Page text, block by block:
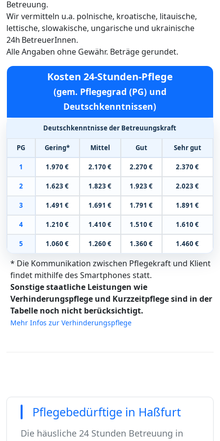
Betreuung.
Wir vermitteln u.a. polnische, kroatische, litauische,
lettische, slowakische, ungarische und ukrainische
24h BetreuerInnen.
Alle Angaben ohne Gewähr. Beträge gerundet.
Kosten 24-Stunden-Pflege
(gem. Pflegegrad (PG) und
Deutschkenntnissen)
Deutschkenntnisse der Betreuungskraft
PG Gering* Mittel Gut Sehr gut
1 1.970 € 2.170 € 2.270 € 2.370 €
2 1.623 € 1.823 € 1.923 € 2.023 €
3 1.491 € 1.691 € 1.791 € 1.891 €
4 1.210 € 1.410 € 1.510 € 1.610 €
5 1.060 € 1.260 € 1.360 € 1.460 €
* Die Kommunikation zwischen Pflegekraft und Klient
findet mithilfe des Smartphones statt.
Sonstige staatliche Leistungen wie
Verhinderungspflege und Kurzzeitpflege sind in der
Tabelle noch nicht berücksichtigt.
Mehr Infos zur Verhinderungspflege
Pflegebedürftige in Haßfurt
Die häusliche 24 Stunden Betreuung in